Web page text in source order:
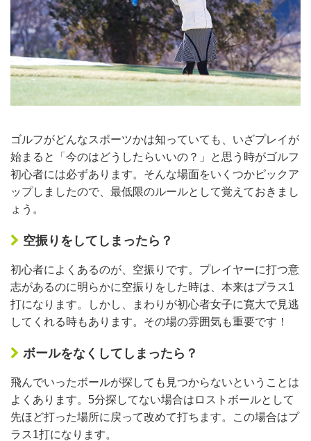
ゴルフがどんなスポーツかは知っていても、いざプレイが
始まると「今のはどうしたらいいの？」と思う時がゴルフ
初心者には必ずあります。そんな場面をいくつかピックア
ップしましたので、最低限のルールとして覚えておきまし
ょう。
空振りをしてしまったら？
初心者によくあるのが、空振りです。プレイヤーに打つ意
志があるのに明らかに空振りをした時は、本来はプラス1
打になります。しかし、まわりが初心者女子に寛大で見逃
してくれる時もあります。その場の雰囲気も重要です！
ボールをなくしてしまったら？
飛んでいったボールが探しても見つからないということは
よくあります。5分探してない場合はロストボールとして
先ほど打った場所に戻って改めて打ちます。この場合はプ
ラス1打になります。